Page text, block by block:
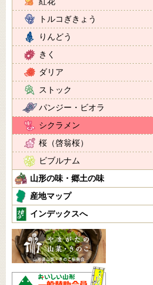
トルコぎきょう
りんどう
きく
ダリア
ストック
パンジー・ビオラ
シクラメン
桜（啓翁桜）
ビブルナム
山形の味・郷土の味
産地マップ
インデックスへ